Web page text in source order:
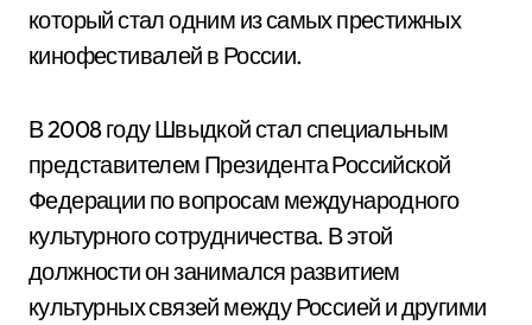
который стал одним из самых престижных
кинофестивалей в России.
В 2008 году Швыдкой стал специальным
представителем Президента Российской
Федерации по вопросам международного
культурного сотрудничества. В этой
должности он занимался развитием
культурных связей между Россией и другими